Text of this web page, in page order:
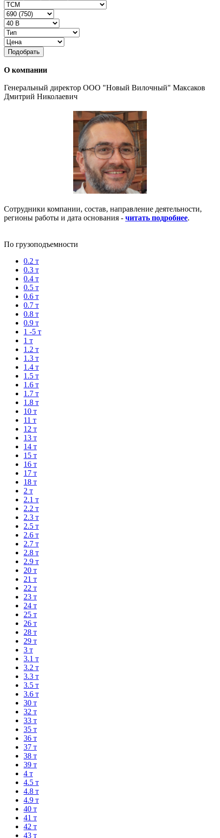
Подобрать
О компании
Генеральный директор ООО "Новый Вилочный" Максаков
Дмитрий Николаевич
Сотрудники компании, состав, направление деятельности,
регионы работы и дата основания - читать подробнее.
По грузоподъемности
0.2 т
0.3 т
0.4 т
0.5 т
0.6 т
0.7 т
0.8 т
0.9 т
1 -5 т
1 т
1.2 т
1.3 т
1.4 т
1.5 т
1.6 т
1.7 т
1.8 т
10 т
11 т
12 т
13 т
14 т
15 т
16 т
17 т
18 т
2 т
2.1 т
2.2 т
2.3 т
2.5 т
2.6 т
2.7 т
2.8 т
2.9 т
20 т
21 т
22 т
23 т
24 т
25 т
26 т
28 т
29 т
3 т
3.1 т
3.2 т
3.3 т
3.5 т
3.6 т
30 т
32 т
33 т
35 т
36 т
37 т
38 т
39 т
4 т
4.5 т
4.8 т
4.9 т
40 т
41 т
42 т
43 т